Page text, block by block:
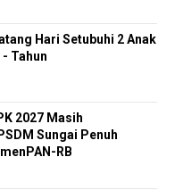
Hari Setubuhi 2 Anak
Tahun
2027 Masih
Sungai Penuh
RB